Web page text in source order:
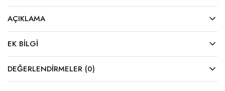
AÇIKLAMA
EK BILGI
DEĞERLENDIRMELER (0)